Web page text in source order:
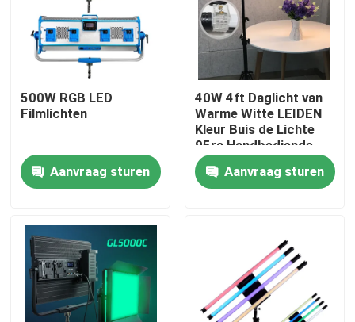
Producten
Video's
Over ons
500W RGB LED
Filmlichten
Aanvraag sturen
40W 4ft Daglicht van
Warme Witte LEIDEN
Kleur Buis de Lichte
95ra Handbediende
Selfie 2800K-9990K Bi
Aanvraag sturen